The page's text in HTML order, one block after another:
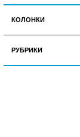
КОЛОНКИ
РУБРИКИ